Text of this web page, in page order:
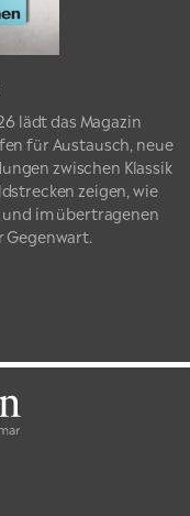
lädt das Magazin
für Austausch, neue
zwischen Klassik
zeigen, wie
und im übertragenen
Gegenwart.